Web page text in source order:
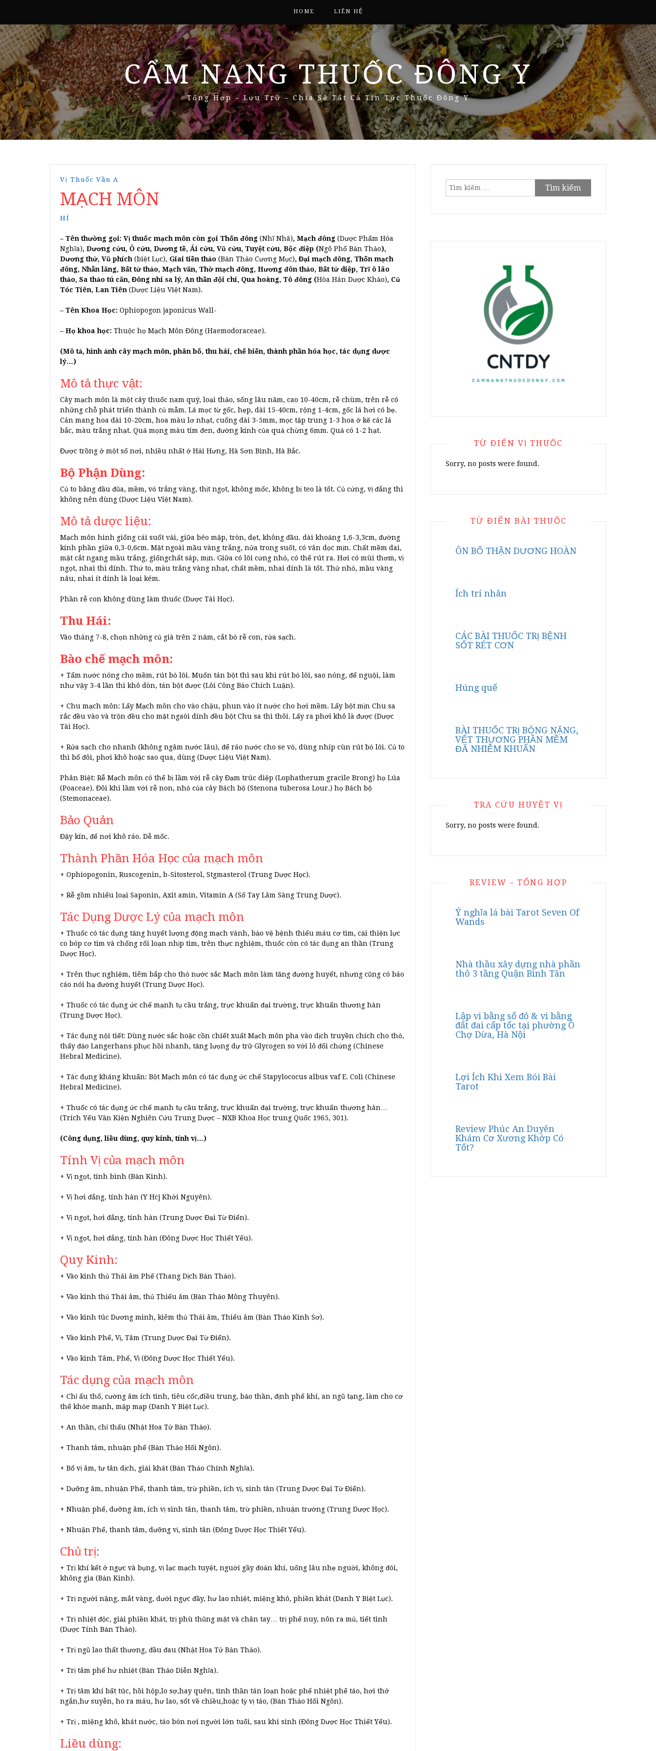
HOME LIÊN HỆ
CẨM NANG THUỐC ĐÔNG Y
Tổng Hợp – Lưu Trữ – Chia Sẻ Tất Cả Tin Tức Thuốc Đông Y
Vị Thuốc Vần A
MẠCH MÔN
HÍ
– Tên thường gọi: Vị thuốc mạch môn còn gọi Thốn đông (Nhĩ Nhã), Mạch đông (Dược Phẩm Hóa
Nghĩa), Dương cửu, Ô cửu, Dương tề, Ái cửu, Vũ cửu, Tuyệt cửu, Bộc điệp (Ngô Phổ Bản Thảo),
Dương thử, Vũ phích (biệt Lục), Giai tiền thảo (Bản Thảo Cương Mục), Đại mạch đông, Thốn mạch
đông, Nhẫn lăng, Bất tử thảo, Mạch văn, Thờ mạch đông, Hương đôn thảo, Bất tử diệp, Trĩ ô lão
thảo, Sa thảo tú căn, Đông nhi sa lý, An thần đội chi, Qua hoàng, Tô đông (Hòa Hán Dược Khảo), Củ
Tóc Tiên, Lan Tiên (Dược Liệu Việt Nam).
– Tên Khoa Học: Ophiopogon japonicus Wall-
– Họ khoa học: Thuộc họ Mạch Môn Đông (Haemodoraceae).
(Mô tả, hình ảnh cây mạch môn, phân bố, thu hái, chế biến, thành phần hóa học, tác dụng dược
lý…)
Mô tả thực vật:
Cây mạch môn là một cây thuốc nam quý, loại thảo, sống lâu năm, cao 10-40cm, rễ chùm, trên rễ có
những chỗ phát triển thành củ mẫm. Lá mọc từ gốc, hẹp, dài 15-40cm, rộng 1-4cm, gốc lá hơi có bẹ.
Cán mang hoa dài 10-20cm, hoa màu lơ nhạt, cuống dài 3-5mm, mọc tập trung 1-3 hoa ở kẽ các lá
bắc, màu trắng nhạt. Quả mọng màu tím đen, đường kính của quả chừng 6mm. Quả có 1-2 hạt.
Được trồng ở một số nơi, nhiều nhất ở Hải Hưng, Hà Sơn Bình, Hà Bắc.
Bộ Phận Dùng:
Củ to bằng đầu đũa, mềm, vỏ trắng vàng, thịt ngọt, không mốc, không bị teo là tốt. Củ cứng, vị đắng thì
không nên dùng (Dược Liệu Việt Nam).
Mô tả dược liệu:
Mạch môn hình giống cái suốt vải, giữa béo mập, tròn, dẹt, không đầu. dài khoảng 1,6-3,3cm, đường
kính phần giữa 0,3-0,6cm. Mặt ngoài mầu vàng trắng, nửa trong suốt, có vân dọc mịn. Chất mềm dai,
mặt cắt ngang mầu trắng, giốngchất sáp, mịn. Giữa có lõi cứng nhỏ, có thể rút ra. Hơi có mùi thơm, vị
ngọt, nhai thì dính. Thứ to, màu trắng vàng nhạt, chất mềm, nhai dính là tốt. Thử nhỏ, mầu vàng
nâu, nhai ít dính là loại kém.
Phần rễ con không dùng làm thuốc (Dược Tài Học).
Thu Hái:
Vào tháng 7-8, chọn những củ già trên 2 năm, cắt bỏ rễ con, rửa sạch.
Bào chế mạch môn:
+ Tẩm nước nóng cho mềm, rút bỏ lõi. Muốn tán bột thì sau khi rút bỏ lõi, sao nóng, để nguội, làm
như vậy 3-4 lần thì khô dòn, tán bột được (Lôi Công Bào Chích Luận).
+ Chu mạch môn: Lấy Mạch môn cho vào chậu, phun vào ít nước cho hơi mềm. Lấy bột mịn Chu sa
rắc đều vào và trộn đều cho mặt ngaòi dính đều bột Chu sa thì thôi. Lấy ra phơi khô là được (Dược
Tài Học).
+ Rửa sạch cho nhanh (không ngâm nước lâu), để ráo nước cho se vỏ, dùng nhíp cùn rút bỏ lõi. Củ to
thì bổ đôi, phơi khô hoặc sao qua, dùng (Dược Liệu Việt Nam).
Phân Biệt: Rễ Mạch môn có thể bị lầm với rễ cây Đạm trúc diệp (Lophatherum gracile Brong) họ Lúa
(Poaceae). Đôi khi lầm với rễ non, nhỏ của cây Bách bộ (Stenona tuberosa Lour.) họ Bách bộ
(Stemonaceae).
Bảo Quản
Đậy kín, để nơi khô ráo. Dễ mốc.
Thành Phần Hóa Học của mạch môn
+ Ophiopogonin, Ruscogenin, b-Sitosterol, Stgmasterol (Trung Dược Học).
+ Rễ gồm nhiểu loại Saponin, Axit amin, Vitamin A (Sổ Tay Lâm Sàng Trung Dược).
Tác Dụng Dược Lý của mạch môn
+ Thuốc có tác dụng tăng huyết lượng động mạch vành, bảo vệ bệnh thiếu máu cơ tim, cải thiện lực
co bóp cơ tim và chống rối loạn nhịp tim, trên thực nghiệm, thuốc còn có tác dụng an thần (Trung
Dược Học).
+ Trên thực nghiệm, tiêm bắp cho thỏ nước sắc Mạch môn làm tăng đường huyết, nhưng cũng có báo
cáo nói hạ đường huyết (Trung Dược Học).
+ Thuốc có tác dụng ức chế mạnh tụ cầu trắng, trực khuẩn đại trường, trực khuẩn thương hàn
(Trung Dược Học).
+ Tác dụng nội tiết: Dùng nước sắc hoặc cồn chiết xuất Mạch môn pha vào dịch truyền chích cho thỏ,
thấy đảo Langerhans phục hồi nhanh, tăng lưọng dự trữ Glycogen so với lô đối chứng (Chinese
Hebral Medicine).
+ Tác dụng kháng khuẩn: Bột Mạch môn có tác dụng ức chế Stapylococus albus vaf E. Coli (Chinese
Hebral Medicine).
+ Thuốc có tác dụng ức chế mạnh tụ cầu trắng, trực khuẩn đại trường, trực khuẩn thương hàn…
(Trích Yếu Văn Kiện Nghiên Cứu Trung Dược – NXB Khoa Học trung Quốc 1965, 301).
(Công dụng, liều dùng, quy kinh, tính vị…)
Tính Vị của mạch môn
+ Vị ngọt, tính bình (Bản Kinh).
+ Vị hơi đắng, tính hàn (Y Hcj Khởi Nguyên).
+ Vị ngọt, hơi đắng, tính hàn (Trung Dược Đại Từ Điển).
+ Vị ngọt, hơi đắng, tính hàn (Đông Dược Học Thiết Yếu).
Quy Kinh:
+ Vào kinh thủ Thái âm Phế (Thang Dịch Bản Thảo).
+ Vào kinh thủ Thái âm, thủ Thiếu âm (Bản Thảo Mông Thuyên).
+ Vào kinh túc Dương minh, kiêm thủ Thái âm, Thiếu âm (Bản Thảo Kinh Sơ).
+ Vào kinh Phế, Vị, Tâm (Trung Dược Đại Từ Điển).
+ Vào kinh Tâm, Phế, Vị (Đông Dược Học Thiết Yếu).
Tác dụng của mạch môn
+ Chỉ ẩu thổ, cường âm ích tinh, tiêu cốc,điều trung, bảo thần, định phế khí, an ngũ tạng, làm cho cơ
thể khỏe mạnh, mập mạp (Danh Y Biệt Lục).
+ An thần, chỉ thấu (Nhật Hoa Tử Bản Thảo).
+ Thanh tâm, nhuận phế (Bản Thảo Hối Ngôn).
+ Bổ vị âm, tư tân dịch, giải khát (Bản Thảo Chính Nghĩa).
+ Dưỡng âm, nhuận Phế, thanh tâm, trừ phiền, ích vị, sinh tân (Trung Dược Đại Từ Điển).
+ Nhuận phế, dưỡng âm, ích vị sinh tân, thanh tâm, trừ phiền, nhuận trường (Trung Dược Học).
+ Nhuận Phế, thanh tâm, dưỡng vị, sinh tân (Đông Dược Học Thiết Yếu).
Chủ trị:
+ Trị khí kết ở ngực và bụng, vị lạc mạch tuyệt, nguời gầy đoản khí, uống lâu nhẹ nguời, không đói,
không gìa (Bản Kinh).
+ Trị người nặng, mắt vàng, dưới ngực đầy, hư lao nhiệt, miệng khô, phiền khát (Danh Y Biệt Lục).
+ Trị nhiệt độc, giải phiền khát, trị phù thũng mặt và chân tay… trị phế nuy, nôn ra mủ, tiết tinh
(Dược Tính Bản Thảo).
+ Trị ngũ lao thất thương, đầu đau (Nhật Hoa Tử Bản Thảo).
+ Trị tâm phế hư nhiệt (Bản Thảo Diễn Nghĩa).
+ Trị tâm khí bất túc, hồi hộp,lo sợ,hay quên, tinh thần tán loạn hoặc phế nhiệt phế táo, hơi thở
ngắn,hư suyễn, ho ra máu, hư lao, sốt về chiều,hoặc tỳ vị táo, (Bản Thảo Hối Ngôn).
+ Trị , miệng khô, khát nước, táo bón nơi người lớn tuổi, sau khi sinh (Đông Dược Học Thiết Yếu).
Liều dùng:
Tìm
TỪ ĐIỂN VỊ THUỐC
Sorry, no posts were found.
TỪ ĐIỂN BÀI THUỐC
ÔN BỔ THẬN DƯƠNG HOÀN
Ích trí nhân
CÁC BÀI THUỐC TRỊ BỆNH
SỐT RÉT CƠN
Húng quế
BÀI THUỐC TRỊ BỎNG NẶNG,
VẾT THƯƠNG PHẦN MỀM
ĐÃ NHIỄM KHUẨN
TRA CỨU HUYỆT VỊ
Sorry, no posts were found.
REVIEW – TỔNG HỢP
Ý nghĩa lá bài Tarot Seven Of
Wands
Nhà thầu xây dựng nhà phần
thô 3 tầng Quận Bình Tân
Lập vi bằng sổ đỏ & vi bằng
đất đai cấp tốc tại phường Ô
Chợ Dừa, Hà Nội
Lợi Ích Khi Xem Bói Bài
Tarot
Review Phúc An Duyên
Khám Cơ Xương Khớp Có
Tốt?